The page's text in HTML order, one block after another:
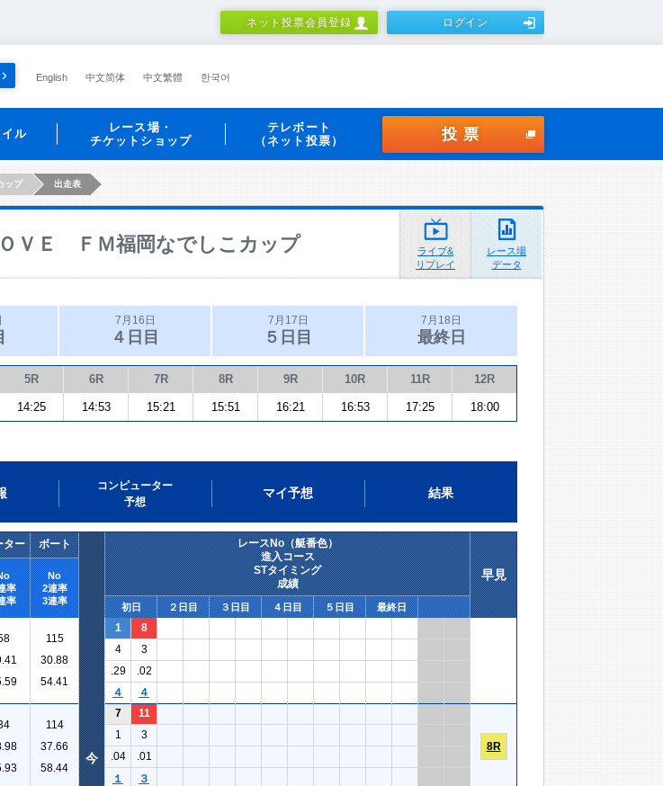
ネット投票会員登録 ログイン
English 中文简体 中文繁體 한국어
ル
レース場・
チケットショップ
テレボート
（ネット投票）
投票
ップ 出走表
ＶＥ ＦＭ福岡なでしこカップ
ライブ&
リプレイ
レース場
データ
7月16日
４日目
7月17日
５日目
7月18日
最終日
5R 6R 7R 8R 9R 10R 11R 12R
14:25 14:53 15:21 15:51 16:21 16:53 17:25 18:00
コンピューター
予想
マイ予想 結果
ター ボート
レースNo（艇番色）
進入コース
STタイミング
成績
早見
率
率
No
2連率
3連率
初日 ２日目 ３日目 ４日目 ５日目 最終日
115
30.88
54.41
1
8
4
3
.29
.02
４
４
114
37.66
58.44
7 11
8R
1
3
.04
.01
１
３
今